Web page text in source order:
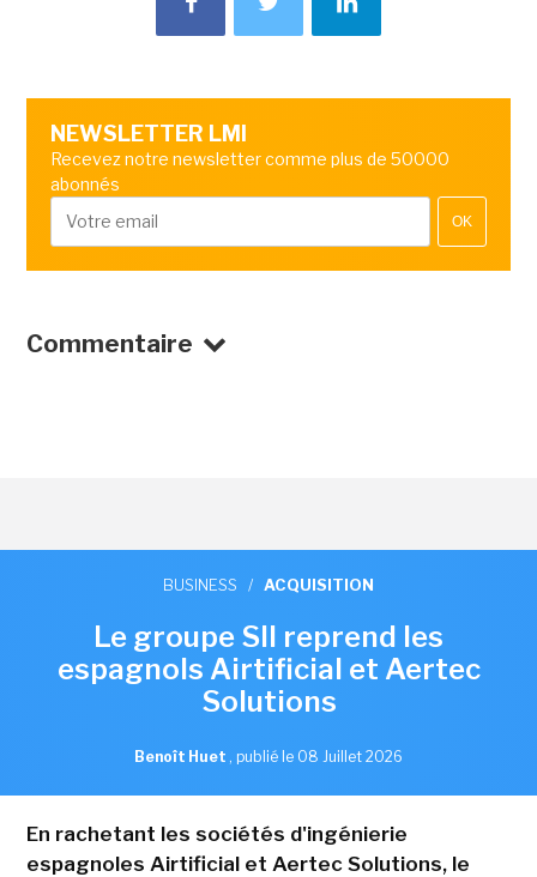
NEWSLETTER LMI
Recevez notre newsletter comme plus de 50000
abonnés
OK
Commentaire
BUSINESS / ACQUISITION
Le groupe SII reprend les
espagnols Airtificial et Aertec
Solutions
Benoît Huet , publié le 08 Juillet 2026
En rachetant les sociétés d'ingénierie
espagnoles Airtificial et Aertec Solutions, le